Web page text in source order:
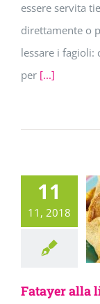
essere servita
direttamente o
lessare i fagioli:
per [...]
11
11, 2018
Fatayer alla